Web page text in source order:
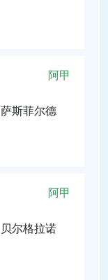
阿甲
萨斯菲尔德
阿甲
贝尔格拉诺